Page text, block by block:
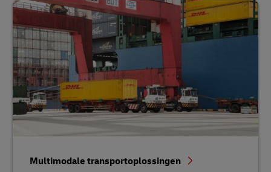
Multimodale transportoplossingen